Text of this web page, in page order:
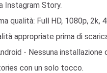
Instagram Story.
qualità: Full HD, 1080p, 2k,
appropriate prima di
- Nessuna installazione
con un solo tocco.